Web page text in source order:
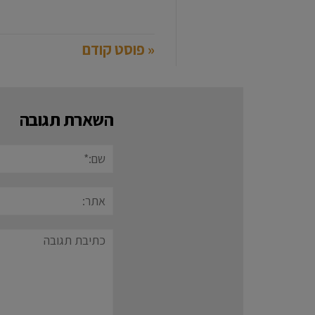
« פוסט קודם
השארת תגובה
תגובה